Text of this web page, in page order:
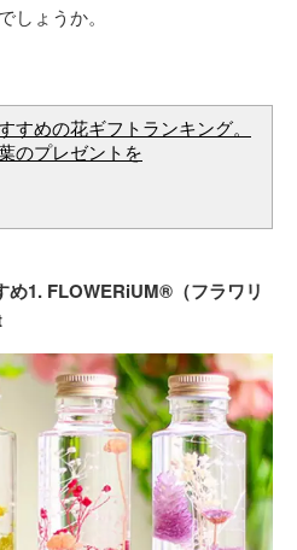
しょうか。
すめの花ギフトランキング。
のプレゼントを
め1. FLOWERiUM®（フラワリ